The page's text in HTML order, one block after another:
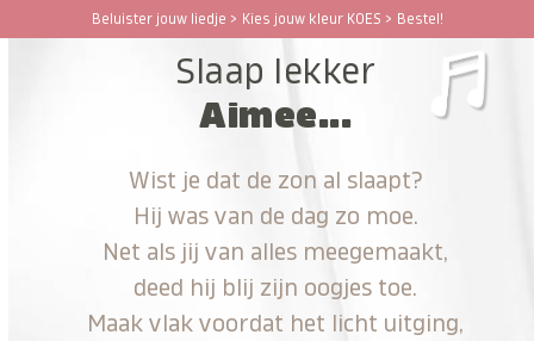
Beluister jouw liedje > Kies jouw kleur KOES > Bestel!
Open
Close
Slaap lekker
Aimee...
Wist je dat de zon al slaapt?
Hij was van de dag zo moe.
Net als jij van alles meegemaakt,
deed hij blij zijn oogjes toe.
Maak vlak voordat het licht uitging,